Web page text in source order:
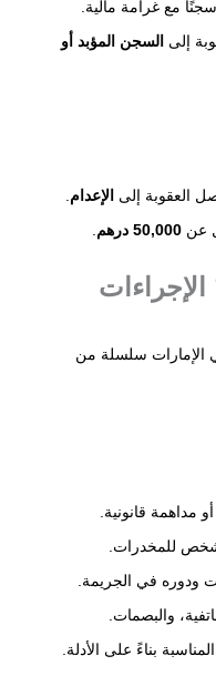
إلى السجن المؤبد أو
العقوبة إلى الإعدام
عن 50,000 درهم
الإمارات سلسلة من
مداهمة قانونية.
للمخدرات.
ودوره في الجريمة.
والبصمات.
بناءً على الأدلة.